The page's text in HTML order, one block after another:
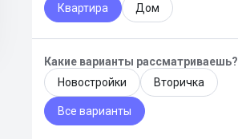
Квартира
Дом
Какие варианты рассматриваешь?
Новостройки
Вторичка
Все варианты